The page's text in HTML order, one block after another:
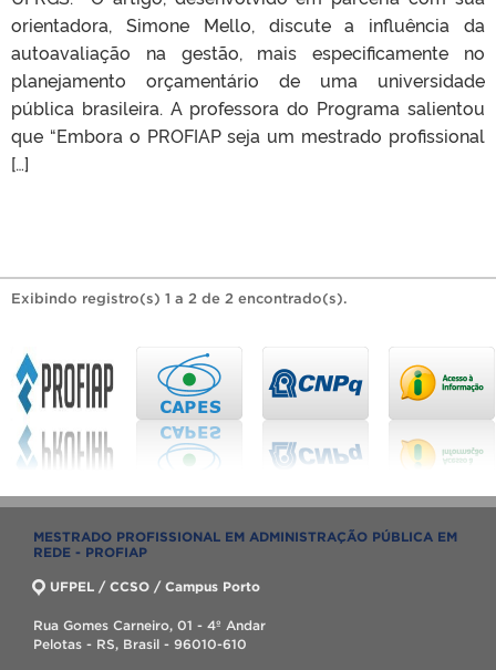
orientadora, Simone Mello, discute a influência da
autoavaliação na gestão, mais especificamente no
planejamento orçamentário de uma universidade
pública brasileira. A professora do Programa salientou
que “Embora o PROFIAP seja um mestrado profissional
[…]
Exibindo registro(s) 1 a 2 de 2 encontrado(s).
MESTRADO PROFISSIONAL EM ADMINISTRAÇÃO PÚBLICA EM
REDE - PROFIAP
UFPEL / CCSO / Campus Porto
Rua Gomes Carneiro, 01 - 4º Andar
Pelotas - RS, Brasil - 96010-610